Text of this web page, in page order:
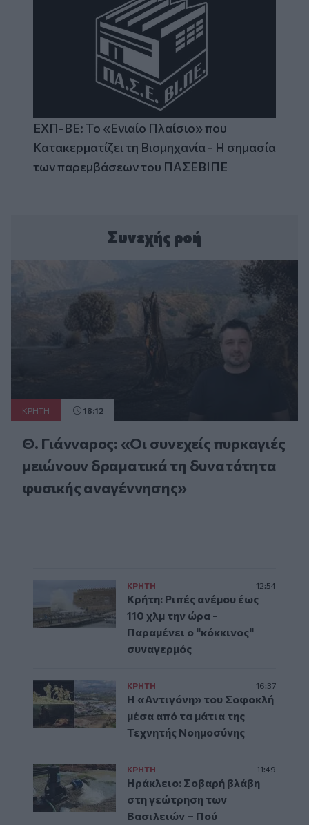
ΕΧΠ-ΒΕ: Το «Ενιαίο Πλαίσιο» που
Κατακερματίζει τη Βιομηχανία - Η σημασία
των παρεμβάσεων του ΠΑΣΕΒΙΠΕ
Συνεχής ροή
ΚΡΗΤΗ 18:12
Θ. Γιάνναρος: «Οι συνεχείς πυρκαγιές
μειώνουν δραματικά τη δυνατότητα
φυσικής αναγέννησης»
ΚΡΗΤΗ 12:54
Κρήτη: Ριπές ανέμου έως
110 χλμ την ώρα -
Παραμένει ο "κόκκινος"
συναγερμός
ΚΡΗΤΗ 16:37
Η «Αντιγόνη» του Σοφοκλή
μέσα από τα μάτια της
Τεχνητής Νοημοσύνης
ΚΡΗΤΗ 11:49
Ηράκλειο: Σοβαρή βλάβη
στη γεώτρηση των
Βασιλειών – Πού